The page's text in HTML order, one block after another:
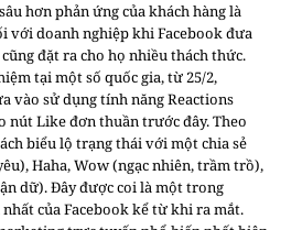
hơn phản ứng của khách hàng là
với doanh nghiệp khi Facebook đưa
đặt ra cho họ nhiều thách thức.
tại một số quốc gia, từ 25/2,
vào sử dụng tính năng Reactions
nút Like đơn thuần trước đây. Theo
biểu lộ trạng thái với một chia sẻ
Haha, Wow (ngạc nhiên, trầm trồ),
dữ). Đây được coi là một trong
của Facebook kể từ khi ra mắt.